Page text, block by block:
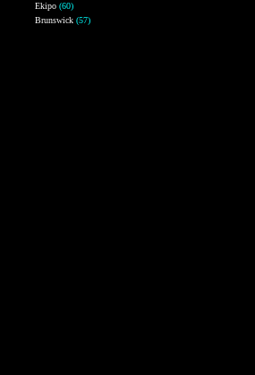
Ekipo(60)
Brunswick(57)